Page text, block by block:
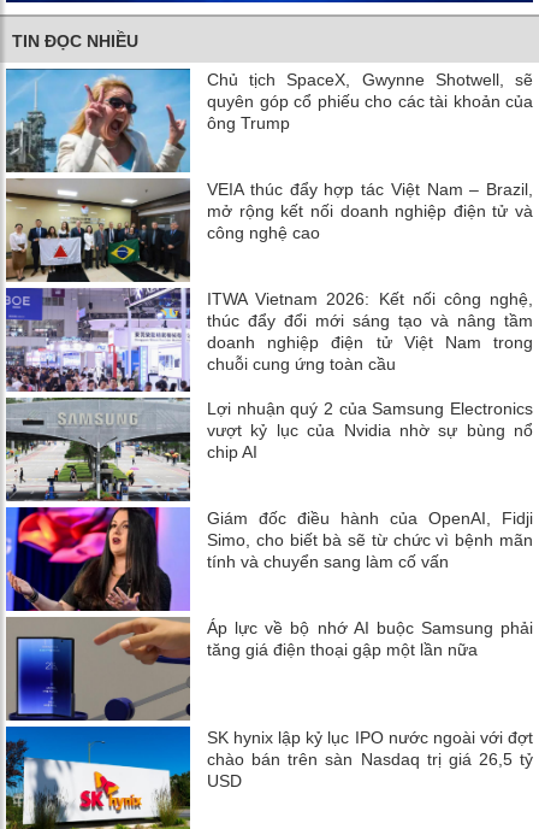
TIN ĐỌC NHIỀU
Chủ tịch SpaceX, Gwynne Shotwell, sẽ
quyên góp cổ phiếu cho các tài khoản của
ông Trump
VEIA thúc đẩy hợp tác Việt Nam – Brazil,
mở rộng kết nối doanh nghiệp điện tử và
công nghệ cao
ITWA Vietnam 2026: Kết nối công nghệ,
thúc đẩy đổi mới sáng tạo và nâng tầm
doanh nghiệp điện tử Việt Nam trong
chuỗi cung ứng toàn cầu
Lợi nhuận quý 2 của Samsung Electronics
vượt kỷ lục của Nvidia nhờ sự bùng nổ
chip AI
Giám đốc điều hành của OpenAI, Fidji
Simo, cho biết bà sẽ từ chức vì bệnh mãn
tính và chuyển sang làm cố vấn
Áp lực về bộ nhớ AI buộc Samsung phải
tăng giá điện thoại gập một lần nữa
SK hynix lập kỷ lục IPO nước ngoài với đợt
chào bán trên sàn Nasdaq trị giá 26,5 tỷ
USD